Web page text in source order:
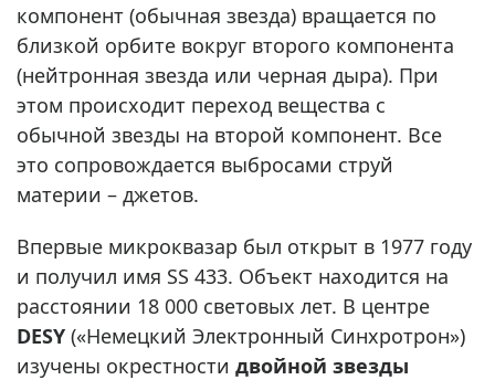
компонент (обычная звезда) вращается по
близкой орбите вокруг второго компонента
(нейтронная звезда или черная дыра). При
этом происходит переход вещества с
обычной звезды на второй компонент. Все
это сопровождается выбросами струй
материи – джетов.
Впервые микроквазар был открыт в 1977 году
и получил имя SS 433. Объект находится на
расстоянии 18 000 световых лет. В центре
DESY («Немецкий Электронный Синхротрон»)
изучены окрестности двойной звезды